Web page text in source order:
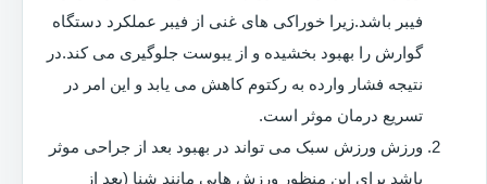
فیبر باشد.زیرا خوراکی های غنی از فیبر عملکرد دستگاه
گوارش را بهبود بخشیده و از یبوست جلوگیری می کند.در
نتیجه فشار وارده به رکتوم کاهش می یابد و این امر در
تسریع درمان موثر است.
ورزش ورزش سبک می تواند در بهبود بعد از جراحی موثر
باشد برای این منظور ورزش هایی مانند شنا (بعد از